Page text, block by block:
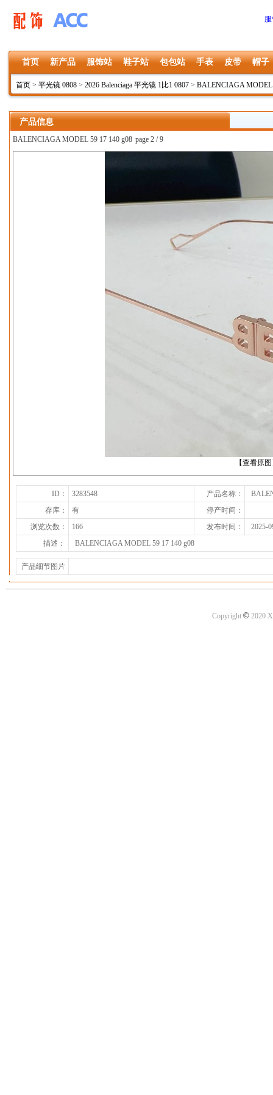
首页 新产品 服饰站 鞋子站 包包站 手表 皮带 帽子
首页 > 平光镜 0808 > 2026 Balenciaga 平光镜 1比1 0807 > BALENCIAGA MODEL
产品信息
BALENCIAGA MODEL 59 17 140 g08 page 2 / 9
【查看原
上一张
ID： 3283548 产品名称：
存库：
有
停产时间：
浏览次数：
166 发布时间：
2025-
描述：
BALENCIAGA MODEL 59 17 140 g08
产品细节图片
Copyright ©2020